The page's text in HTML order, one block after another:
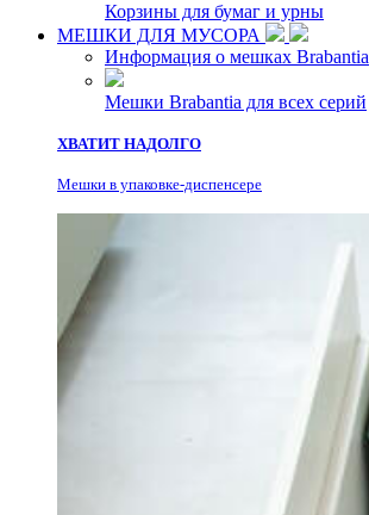
Корзины для бумаг и урны
МЕШКИ ДЛЯ МУСОРА
Информация о мешках Brabantia
Мешки Brabantia для всех серий
ХВАТИТ НАДОЛГО
Мешки в упаковке-диспенсере